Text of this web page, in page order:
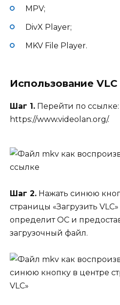
MPV;
DivX Player;
MKV File Player.
Использование
Шаг 1. Перейти по ссылке:
https://www.videolan.org/.
ссылке
Шаг 2. Нажать синюю
страницы «Загрузить
определит ОС и
загрузочный файл.
синюю кнопку в центре
VLC»